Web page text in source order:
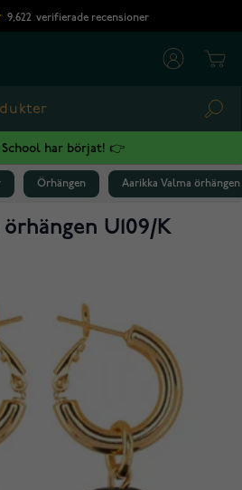
9,622 verifierade recensioner
School har börjat! 👉
Örhängen Aarikka Valma örhängen
U109/K